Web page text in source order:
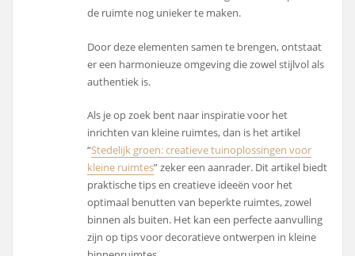
de ruimte nog unieker te maken.
Door deze elementen samen te brengen, ontstaat
er een harmonieuze omgeving die zowel stijlvol als
authentiek is.
Als je op zoek bent naar inspiratie voor het
inrichten van kleine ruimtes, dan is het artikel
“Stedelijk groen: creatieve tuinoplossingen voor
kleine ruimtes” zeker een aanrader. Dit artikel biedt
praktische tips en creatieve ideeën voor het
optimaal benutten van beperkte ruimtes, zowel
binnen als buiten. Het kan een perfecte aanvulling
zijn op tips voor decoratieve ontwerpen in kleine